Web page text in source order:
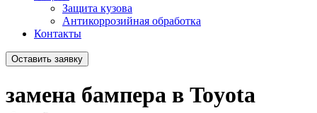
Защита кузова
Антикоррозийная обработка
Контакты
Оставить заявку
замена бампера в Toyota